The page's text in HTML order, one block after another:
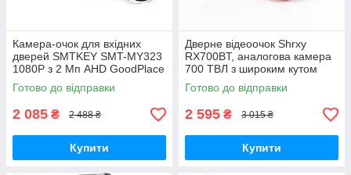
Камера-очок для вхідних
дверей SMTKEY SMT-MY323
1080P з 2 Мп AHD GoodPlace
-worry-free-shopping-
Готово до відправки
2 085 ₴ 2 488 ₴
Купити
Дверне відеоочок Shrxy
RX700BT, аналогова камера
700 ТВЛ з широким кутом
120° GoodPlace -worry-free-
shopping-
Готово до відправки
2 595 ₴ 3 015 ₴
Купити